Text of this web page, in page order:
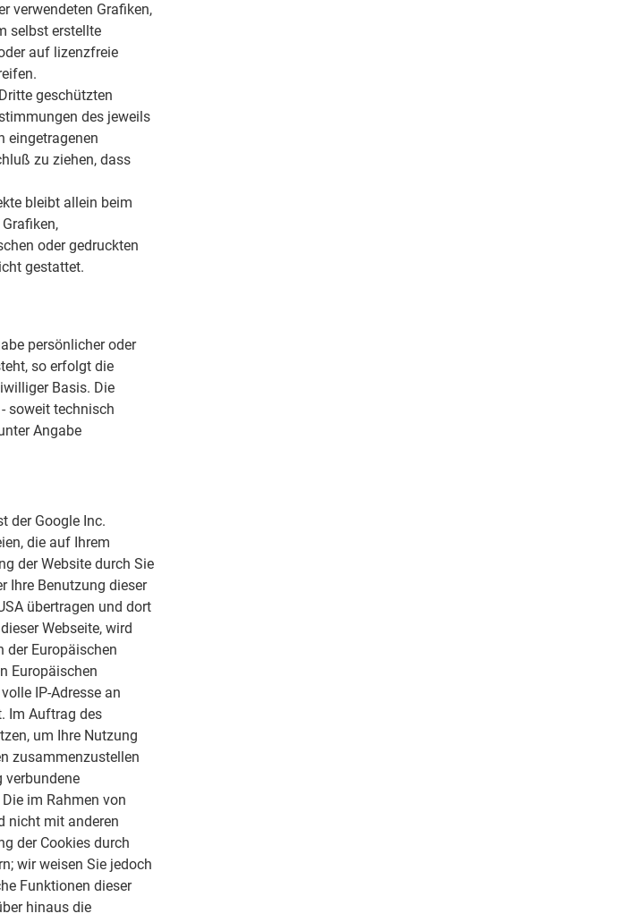
verwendeten Grafiken,
selbst erstellte
auf lizenzfreie
geschützten
des jeweils
eingetragenen
zu ziehen, dass
bleibt allein beim
oder gedruckten
gestattet.
persönlicher oder
so erfolgt die
Basis. Die
soweit technisch
Angabe
der Google Inc.
die auf Ihrem
der Website durch Sie
Ihre Benutzung dieser
übertragen und dort
Webseite, wird
der Europäischen
Europäischen
IP-Adresse an
Im Auftrag des
um Ihre Nutzung
zusammenzustellen
verbundene
im Rahmen von
nicht mit anderen
der Cookies durch
wir weisen Sie jedoch
Funktionen dieser
hinaus die